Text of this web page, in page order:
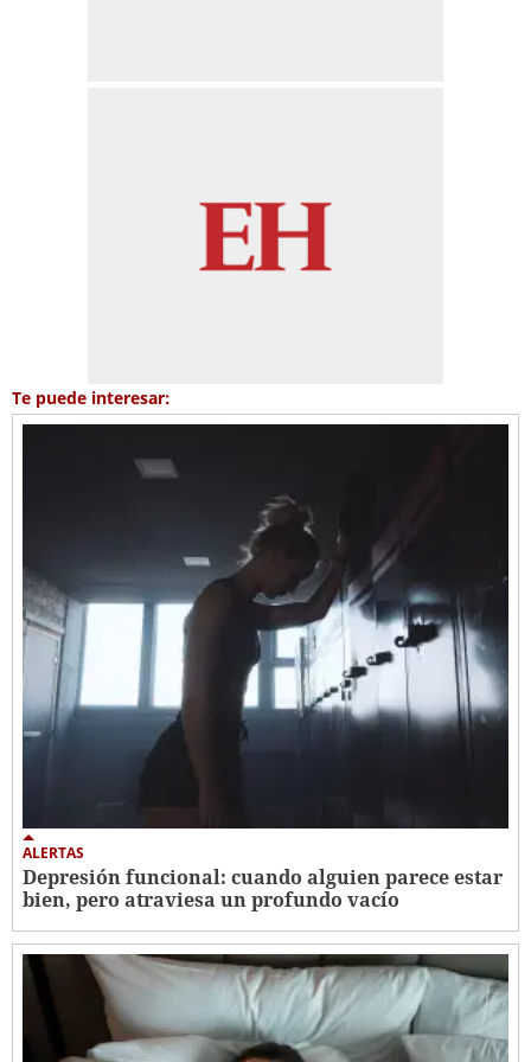
Te puede interesar:
ALERTAS
Depresión funcional: cuando alguien parece estar
bien, pero atraviesa un profundo vacío